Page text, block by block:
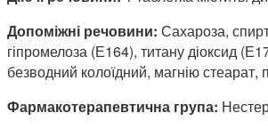
Допоміжні речовини: Сахароза,
гіпромелоза (Е164), титану діоксид
безводний колоїдний, магнію
Фармакотерапевтична група: